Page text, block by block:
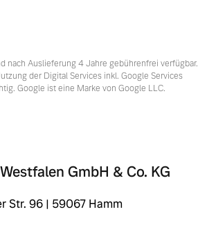
nach Auslieferung 4 Jahre gebührenfrei verfügbar.
der Digital Services inkl. Google Services
Google ist eine Marke von Google LLC.
GmbH & Co. KG
Str. 96 | 59067 Hamm